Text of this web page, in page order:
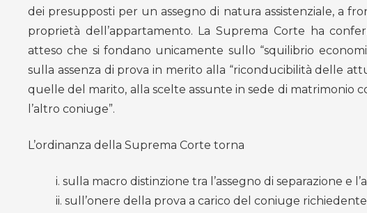
dei presupposti per un assegno di natura assistenziale, a
proprietà dell’appartamento. La Suprema Corte ha
atteso che si fondano unicamente sullo “squilibrio
sulla assenza di prova in merito alla “riconducibilità delle
quelle del marito, alla scelte assunte in sede di matrimonio
l’altro coniuge”.
L’ordinanza della Suprema Corte torna
i. sulla macro distinzione tra l’assegno di separazione e
ii. sull’onere della prova a carico del coniuge richiedente